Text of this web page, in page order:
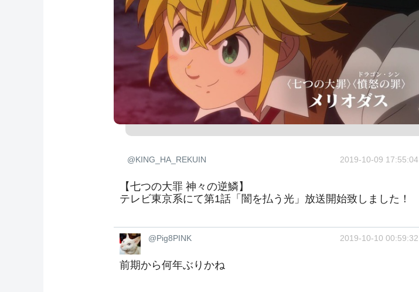
@KING_HA_REKUIN 2019-10-09 17:55:04
【七つの大罪 神々の逆鱗】
テレビ東京系にて第1話「闇を払う光」放送開始致しました！
@Pig8PINK 2019-10-10 00:59:32
前期から何年ぶりかね